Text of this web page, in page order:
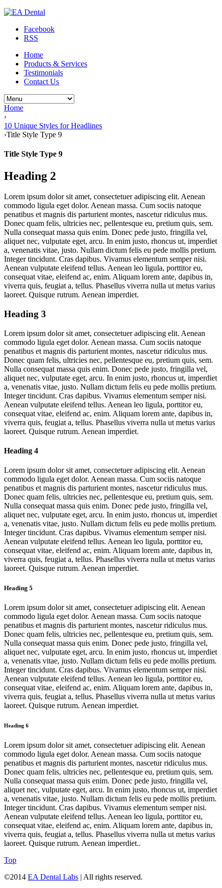
Facebook
RSS
Home
Products & Services
Testimonials
Contact Us
Home
›
10 Unique Styles for Headlines
›Title Style Type 9
Title Style Type 9
Heading 2
Lorem ipsum dolor sit amet, consectetuer adipiscing elit. Aenean
commodo ligula eget dolor. Aenean massa. Cum sociis natoque
penatibus et magnis dis parturient montes, nascetur ridiculus mus.
Donec quam felis, ultricies nec, pellentesque eu, pretium quis, sem.
Nulla consequat massa quis enim. Donec pede justo, fringilla vel,
aliquet nec, vulputate eget, arcu. In enim justo, rhoncus ut, imperdiet
a, venenatis vitae, justo. Nullam dictum felis eu pede mollis pretium.
Integer tincidunt. Cras dapibus. Vivamus elementum semper nisi.
Aenean vulputate eleifend tellus. Aenean leo ligula, porttitor eu,
consequat vitae, eleifend ac, enim. Aliquam lorem ante, dapibus in,
viverra quis, feugiat a, tellus. Phasellus viverra nulla ut metus varius
laoreet. Quisque rutrum. Aenean imperdiet.
Heading 3
Lorem ipsum dolor sit amet, consectetuer adipiscing elit. Aenean
commodo ligula eget dolor. Aenean massa. Cum sociis natoque
penatibus et magnis dis parturient montes, nascetur ridiculus mus.
Donec quam felis, ultricies nec, pellentesque eu, pretium quis, sem.
Nulla consequat massa quis enim. Donec pede justo, fringilla vel,
aliquet nec, vulputate eget, arcu. In enim justo, rhoncus ut, imperdiet
a, venenatis vitae, justo. Nullam dictum felis eu pede mollis pretium.
Integer tincidunt. Cras dapibus. Vivamus elementum semper nisi.
Aenean vulputate eleifend tellus. Aenean leo ligula, porttitor eu,
consequat vitae, eleifend ac, enim. Aliquam lorem ante, dapibus in,
viverra quis, feugiat a, tellus. Phasellus viverra nulla ut metus varius
laoreet. Quisque rutrum. Aenean imperdiet.
Heading 4
Lorem ipsum dolor sit amet, consectetuer adipiscing elit. Aenean
commodo ligula eget dolor. Aenean massa. Cum sociis natoque
penatibus et magnis dis parturient montes, nascetur ridiculus mus.
Donec quam felis, ultricies nec, pellentesque eu, pretium quis, sem.
Nulla consequat massa quis enim. Donec pede justo, fringilla vel,
aliquet nec, vulputate eget, arcu. In enim justo, rhoncus ut, imperdiet
a, venenatis vitae, justo. Nullam dictum felis eu pede mollis pretium.
Integer tincidunt. Cras dapibus. Vivamus elementum semper nisi.
Aenean vulputate eleifend tellus. Aenean leo ligula, porttitor eu,
consequat vitae, eleifend ac, enim. Aliquam lorem ante, dapibus in,
viverra quis, feugiat a, tellus. Phasellus viverra nulla ut metus varius
laoreet. Quisque rutrum. Aenean imperdiet.
Heading 5
Lorem ipsum dolor sit amet, consectetuer adipiscing elit. Aenean
commodo ligula eget dolor. Aenean massa. Cum sociis natoque
penatibus et magnis dis parturient montes, nascetur ridiculus mus.
Donec quam felis, ultricies nec, pellentesque eu, pretium quis, sem.
Nulla consequat massa quis enim. Donec pede justo, fringilla vel,
aliquet nec, vulputate eget, arcu. In enim justo, rhoncus ut, imperdiet
a, venenatis vitae, justo. Nullam dictum felis eu pede mollis pretium.
Integer tincidunt. Cras dapibus. Vivamus elementum semper nisi.
Aenean vulputate eleifend tellus. Aenean leo ligula, porttitor eu,
consequat vitae, eleifend ac, enim. Aliquam lorem ante, dapibus in,
viverra quis, feugiat a, tellus. Phasellus viverra nulla ut metus varius
laoreet. Quisque rutrum. Aenean imperdiet.
Heading 6
Lorem ipsum dolor sit amet, consectetuer adipiscing elit. Aenean
commodo ligula eget dolor. Aenean massa. Cum sociis natoque
penatibus et magnis dis parturient montes, nascetur ridiculus mus.
Donec quam felis, ultricies nec, pellentesque eu, pretium quis, sem.
Nulla consequat massa quis enim. Donec pede justo, fringilla vel,
aliquet nec, vulputate eget, arcu. In enim justo, rhoncus ut, imperdiet
a, venenatis vitae, justo. Nullam dictum felis eu pede mollis pretium.
Integer tincidunt. Cras dapibus. Vivamus elementum semper nisi.
Aenean vulputate eleifend tellus. Aenean leo ligula, porttitor eu,
consequat vitae, eleifend ac, enim. Aliquam lorem ante, dapibus in,
viverra quis, feugiat a, tellus. Phasellus viverra nulla ut metus varius
laoreet. Quisque rutrum. Aenean imperdiet..
Top
©2014 EA Dental Labs | All rights reserved.